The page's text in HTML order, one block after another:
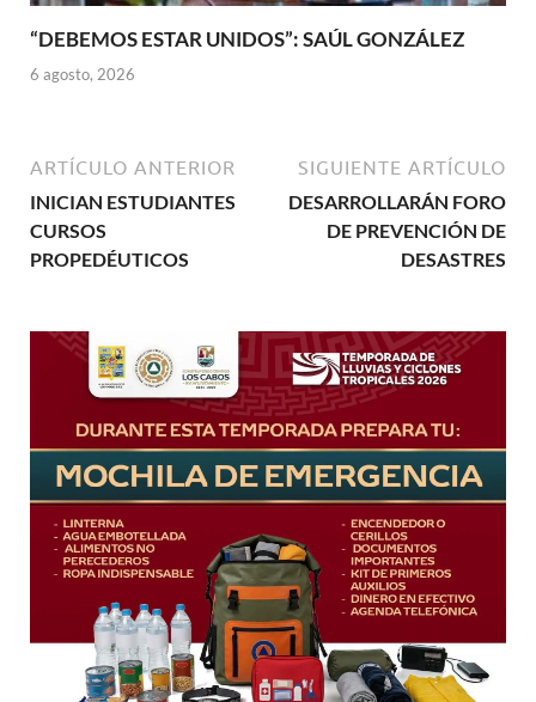
“DEBEMOS ESTAR UNIDOS”: SAÚL GONZÁLEZ
6 agosto, 2026
ARTÍCULO ANTERIOR
INICIAN ESTUDIANTES
CURSOS
PROPEDÉUTICOS
SIGUIENTE ARTÍCULO
DESARROLLARÁN FORO
DE PREVENCIÓN DE
DESASTRES